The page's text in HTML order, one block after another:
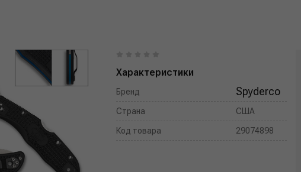
Характеристики
Бренд Spyderco
Страна США
Код товара 29074898